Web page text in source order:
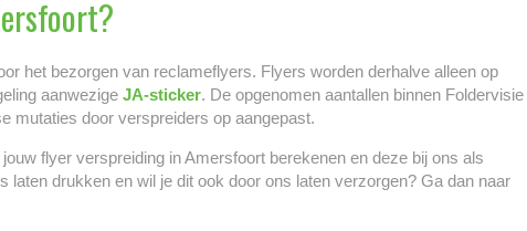
het bezorgen van reclameflyers. Flyers worden derhalve alleen op
aanwezige JA-sticker. De opgenomen aantallen binnen Foldervisie
mutaties door verspreiders op aangepast.
flyer verspreiding in Amersfoort berekenen en deze bij ons als
laten drukken en wil je dit ook door ons laten verzorgen? Ga dan naar